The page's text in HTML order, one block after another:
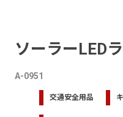
ソーラーLED
A-0951
交通安全用品